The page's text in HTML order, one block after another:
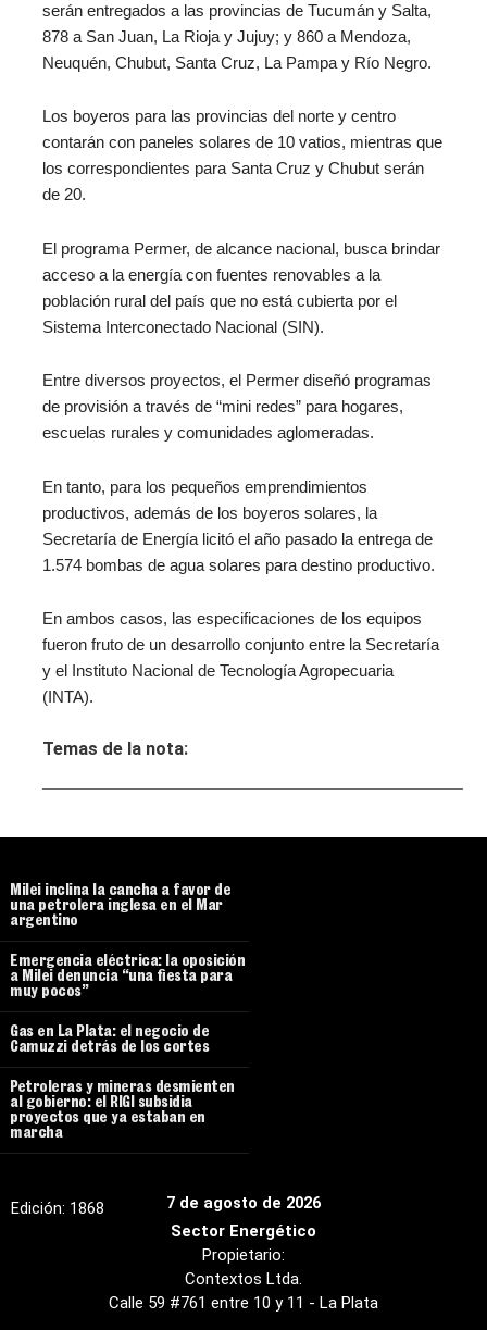
serán entregados a las provincias de Tucumán y Salta,
878 a San Juan, La Rioja y Jujuy; y 860 a Mendoza,
Neuquén, Chubut, Santa Cruz, La Pampa y Río Negro.
Los boyeros para las provincias del norte y centro
contarán con paneles solares de 10 vatios, mientras que
los correspondientes para Santa Cruz y Chubut serán
de 20.
El programa Permer, de alcance nacional, busca brindar
acceso a la energía con fuentes renovables a la
población rural del país que no está cubierta por el
Sistema Interconectado Nacional (SIN).
Entre diversos proyectos, el Permer diseñó programas
de provisión a través de “mini redes” para hogares,
escuelas rurales y comunidades aglomeradas.
En tanto, para los pequeños emprendimientos
productivos, además de los boyeros solares, la
Secretaría de Energía licitó el año pasado la entrega de
1.574 bombas de agua solares para destino productivo.
En ambos casos, las especificaciones de los equipos
fueron fruto de un desarrollo conjunto entre la Secretaría
y el Instituto Nacional de Tecnología Agropecuaria
(INTA).
Temas de la nota:
7 de agosto de 2026
Edición: 1868
Sector Energético
Propietario:
Contextos Ltda.
Calle 59 #761 entre 10 y 11 - La Plata
Milei inclina la cancha a favor de
una petrolera inglesa en el Mar
argentino
Emergencia eléctrica: la oposición
a Milei denuncia “una fiesta para
muy pocos”
Gas en La Plata: el negocio de
Camuzzi detrás de los cortes
Petroleras y mineras desmienten
al gobierno: el RIGI subsidia
proyectos que ya estaban en
marcha